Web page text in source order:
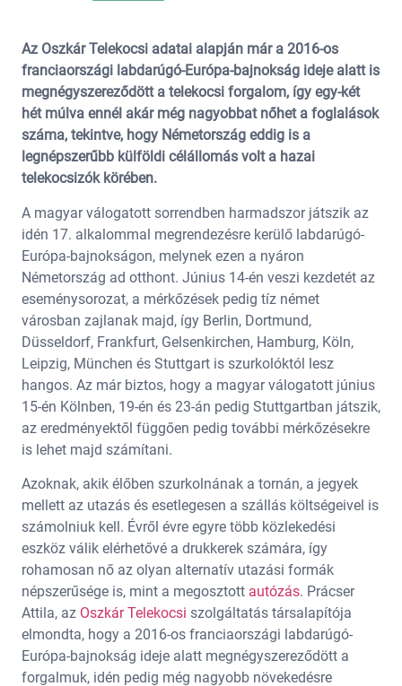
Az Oszkár Telekocsi adatai alapján már a 2016-os
franciaországi labdarúgó-Európa-bajnokság ideje alatt is
megnégyszereződött a telekocsi forgalom, így egy-két
hét múlva ennél akár még nagyobbat nőhet a foglalások
száma, tekintve, hogy Németország eddig is a
legnépszerűbb külföldi célállomás volt a hazai
telekocsizók körében.
A magyar válogatott sorrendben harmadszor játszik az
idén 17. alkalommal megrendezésre kerülő labdarúgó-
Európa-bajnokságon, melynek ezen a nyáron
Németország ad otthont. Június 14-én veszi kezdetét az
eseménysorozat, a mérkőzések pedig tíz német
városban zajlanak majd, így Berlin, Dortmund,
Düsseldorf, Frankfurt, Gelsenkirchen, Hamburg, Köln,
Leipzig, München és Stuttgart is szurkolóktól lesz
hangos. Az már biztos, hogy a magyar válogatott június
15-én Kölnben, 19-én és 23-án pedig Stuttgartban játszik,
az eredményektől függően pedig további mérkőzésekre
is lehet majd számítani.
Azoknak, akik élőben szurkolnának a tornán, a jegyek
mellett az utazás és esetlegesen a szállás költségeivel is
számolniuk kell. Évről évre egyre több közlekedési
eszköz válik elérhetővé a drukkerek számára, így
rohamosan nő az olyan alternatív utazási formák
népszerűsége is, mint a megosztott autózás. Prácser
Attila, az Oszkár Telekocsi szolgáltatás társalapítója
elmondta, hogy a 2016-os franciaországi labdarúgó-
Európa-bajnokság ideje alatt megnégyszereződött a
forgalmuk, idén pedig még nagyobb növekedésre